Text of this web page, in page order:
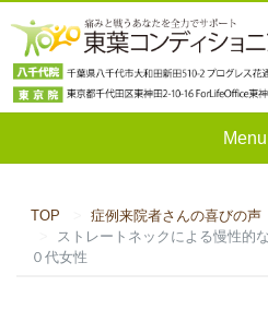
Menu
TOP
症例来院者さんの喜びの声
ストレートネックによる慢性
０代女性